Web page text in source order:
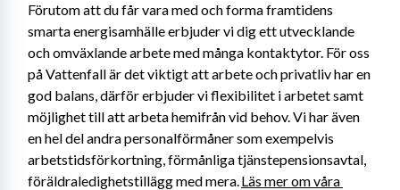
Förutom att du får vara med och forma framtidens
smarta energisamhälle erbjuder vi dig ett utvecklande
och omväxlande arbete med många kontaktytor. För oss
på Vattenfall är det viktigt att arbete och privatliv har en
god balans, därför erbjuder vi flexibilitet i arbetet samt
möjlighet till att arbeta hemifrån vid behov. Vi har även
en hel del andra personalförmåner som exempelvis
arbetstidsförkortning, förmånliga tjänstepensionsavtal,
föräldraledighetstillägg med mera. Läs mer om våra